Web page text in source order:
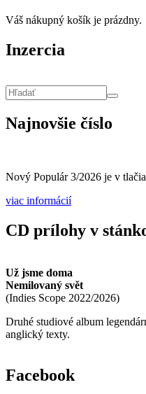
Váš nákupný košík je prázdny.
Inzercia
Najnovšie číslo
Nový Populár 3/2026 je v
viac informácií
CD prílohy v
Už jsme doma
Nemilovaný svět
(Indies Scope 2022/2026)
Druhé studiové album
anglický texty.
Facebook